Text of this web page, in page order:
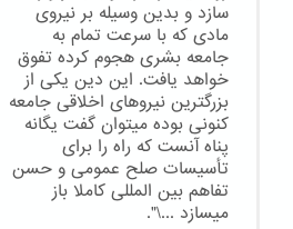
سازد و بدین وسیله بر نیروی
مادی که با سرعت تمام به
جامعه بشری هجوم کرده تفوق
خواهد یافت. این دین یکی از
بزرگترین نیروهای اخلاقی جامعه
کنونی بوده میتوان گفت یگانه
پناه آنست که راه را برای
تأسیسات صلح عمومی و حسن
تفاهم بین المللی کاملا باز
میسازد ...\".